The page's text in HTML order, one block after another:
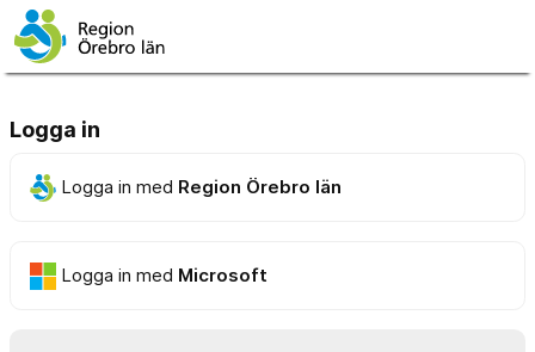
Logga in
Logga in med Region Örebro län
Logga in med Microsoft